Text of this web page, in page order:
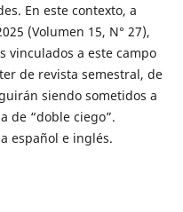
En este contexto, a
(Volumen 15, N° 27),
vinculados a este campo
de revista semestral, de
siendo sometidos a
de “doble ciego”.
español e inglés.